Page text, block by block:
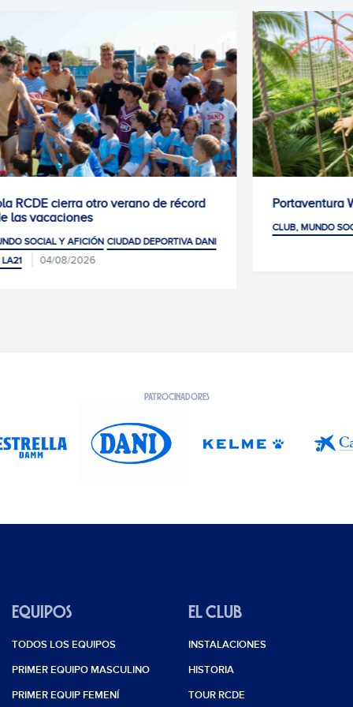
Portaventura World para los socios RCDE
PATROCINADORES
EQUIPOS
TODOS LOS EQUIPOS
PRIMER EQUIPO MASCULINO
PRIMER EQUIP FEMENÍ
EL CLUB
INSTALACIONES
HISTORIA
TOUR RCDE